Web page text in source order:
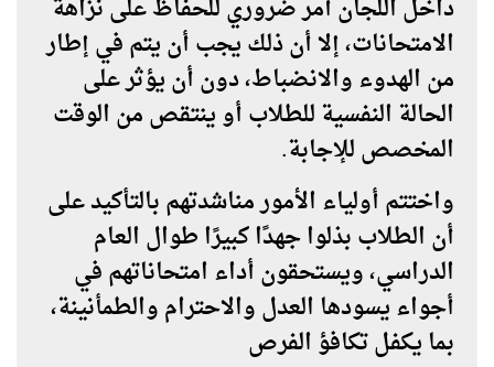
داخل اللجان أمر ضروري للحفاظ على نزاهة
الامتحانات، إلا أن ذلك يجب أن يتم في إطار
من الهدوء والانضباط، دون أن يؤثر على
الحالة النفسية للطلاب أو ينتقص من الوقت
المخصص للإجابة.
واختتم أولياء الأمور مناشدتهم بالتأكيد على
أن الطلاب بذلوا جهدًا كبيرًا طوال العام
الدراسي، ويستحقون أداء امتحاناتهم في
أجواء يسودها العدل والاحترام والطمأنينة،
بما يكفل تكافؤ الفرص